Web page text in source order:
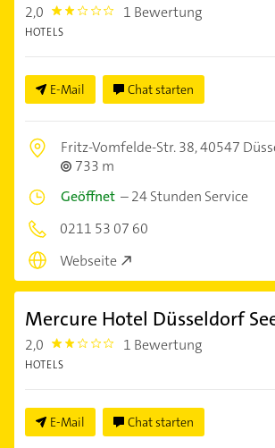
2,0 2.0 1 Bewertung
HOTELS
E-Mail Chat starten
Fritz-Vomfelde-Str. 38,40547
733 m
Geöffnet –24 Stunden Service
0211 53 07 60
Webseite
Mercure Hotel Düsseldorf
2,0 2.0 1 Bewertung
HOTELS
E-Mail Chat starten